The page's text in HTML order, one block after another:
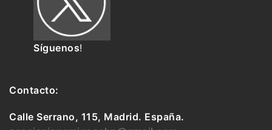
Síguenos!
Contacto:
Calle Serrano, 115, Madrid. España.